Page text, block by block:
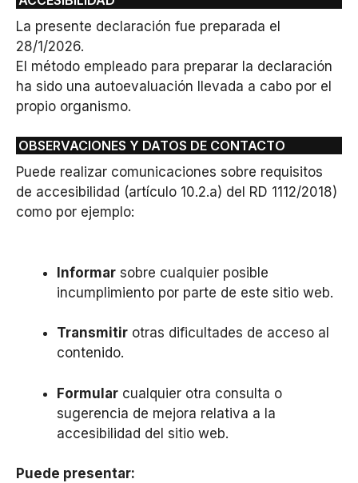
La presente declaración fue preparada el
28/1/2026.
El método empleado para preparar la declaración
ha sido una autoevaluación llevada a cabo por el
propio organismo.
OBSERVACIONES Y DATOS DE CONTACTO
Puede realizar comunicaciones sobre requisitos
de accesibilidad (artículo 10.2.a) del RD 1112/2018)
como por ejemplo:
Informar sobre cualquier posible
incumplimiento por parte de este sitio web.
Transmitir otras dificultades de acceso al
contenido.
Formular cualquier otra consulta o
sugerencia de mejora relativa a la
accesibilidad del sitio web.
Puede presentar: